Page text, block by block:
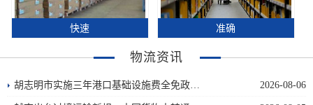
快速 准确
物流资讯
2026-08-06
胡志明市实施三年港口基础设施费全免政…